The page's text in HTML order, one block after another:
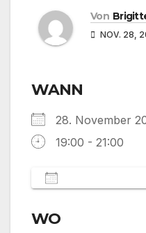
Von
NOV. 28,
WANN
28. November
19:00 - 21:00
WO